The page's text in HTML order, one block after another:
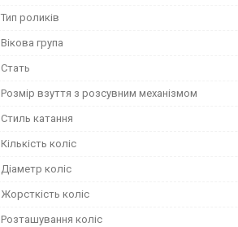
Тип роликів
Вікова група
Стать
Розмір взуття з розсувним механізмом
Стиль катання
Кількість коліс
Діаметр коліс
Жорсткість коліс
Розташування коліс